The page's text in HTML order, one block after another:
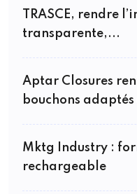
TRASCE, rendre
transparente,...
Aptar Closures
bouchons adaptés
Mktg Industry :
rechargeable